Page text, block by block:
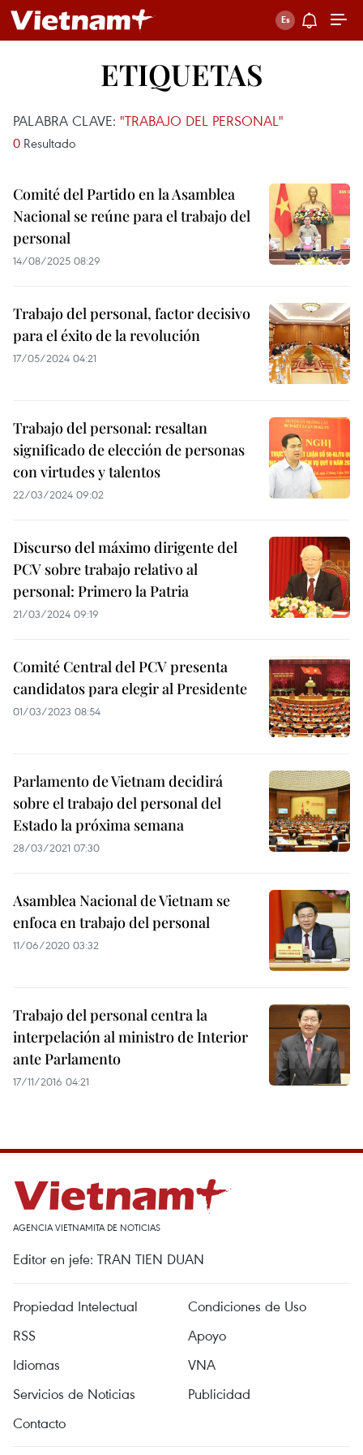
ETIQUETAS
PALABRA CLAVE: "TRABAJO DEL PERSONAL"
0 Resultado
Comité del Partido en la Asamblea
Nacional se reúne para el trabajo del
personal
14/08/2025 08:29
Trabajo del personal, factor decisivo
para el éxito de la revolución
17/05/2024 04:21
Trabajo del personal: resaltan
significado de elección de personas
con virtudes y talentos
22/03/2024 09:02
Discurso del máximo dirigente del
PCV sobre trabajo relativo al
personal: Primero la Patria
21/03/2024 09:19
Comité Central del PCV presenta
candidatos para elegir al Presidente
01/03/2023 08:54
Parlamento de Vietnam decidirá
sobre el trabajo del personal del
Estado la próxima semana
28/03/2021 07:30
Asamblea Nacional de Vietnam se
enfoca en trabajo del personal
11/06/2020 03:32
Trabajo del personal centra la
interpelación al ministro de Interior
ante Parlamento
17/11/2016 04:21
AGENCIA VIETNAMITA DE NOTICIAS
Editor en jefe: TRAN TIEN DUAN
Propiedad Intelectual
Condiciones de Uso
RSS
Apoyo
Idiomas
VNA
Servicios de Noticias
Publicidad
Contacto